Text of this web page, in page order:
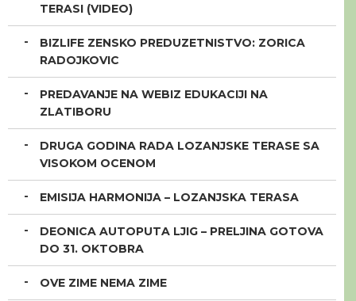
TERASI (VIDEO)
BIZLIFE ZENSKO PREDUZETNISTVO: ZORICA
RADOJKOVIC
PREDAVANJE NA WEBIZ EDUKACIJI NA
ZLATIBORU
DRUGA GODINA RADA LOZANJSKE TERASE SA
VISOKOM OCENOM
EMISIJA HARMONIJA – LOZANJSKA TERASA
DEONICA AUTOPUTA LJIG – PRELJINA GOTOVA
DO 31. OKTOBRA
OVE ZIME NEMA ZIME